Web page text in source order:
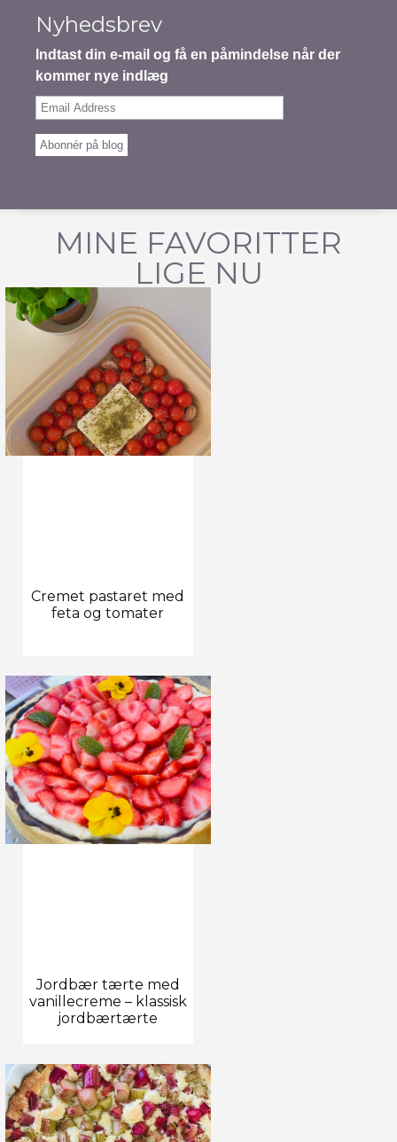
Nyhedsbrev
Indtast din e-mail og få en påmindelse når der
kommer nye indlæg
Email
Abonnér på blog
MINE FAVORITTER
LIGE NU
Cremet pastaret med
feta og tomater
Jordbær tærte med
vanillecreme – klassisk
jordbærtærte